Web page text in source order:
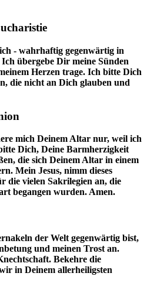
- wahrhaftig gegenwärtig in
übergebe Dir meine Sünden
Herzen trage. Ich bitte Dich
die nicht an Dich glauben und
mich Deinem Altar nur, weil ich
Dich, Deine Barmherzigkeit
die sich Deinem Altar in einem
Mein Jesus, nimm dieses
die vielen Sakrilegien an, die
begangen wurden. Amen.
der Welt gegenwärtig bist,
und meinen Trost an.
Bekehre die
in Deinem allerheiligsten